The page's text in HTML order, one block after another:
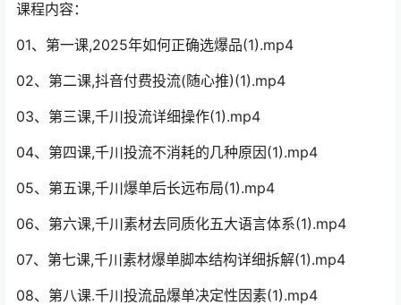
课程内容：
01、第一课,2025年如何正确选爆品(1).mp4
02、第二课,抖音付费投流(随心推)(1).mp4
03、第三课,千川投流详细操作(1).mp4
04、第四课,千川投流不消耗的几种原因(1).mp4
05、第五课,千川爆单后长远布局(1).mp4
06、第六课,千川素材去同质化五大语言体系(1).mp4
07、第七课,千川素材爆单脚本结构详细拆解(1).mp4
08、第八课.千川投流品爆单决定性因素(1).mp4